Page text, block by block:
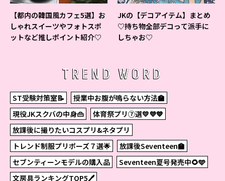
【都内の韓国風カフェ5選】お
しゃれスイーツやフォトスポ
ットなど推しポイント紹介♡
JKの【デコアイテム】まとめ
♡持ち物全部デコって派手に
しちゃお♡
TREND WORD
ST受験対策室📝
授業中お腹が鳴らない方法🏫
現役JKスクバの中身👜
体育祭プリ⑦選💛💜💙
放課後に撮りたいコスプリ&ネタプリ
トレンド制服プリポーズ７選🌟
放課後Seventeen🏫
セブンティーンモデルの購入品
Seventeen夏号発売中🌻🩵
文房具ランキングTOP5🖊